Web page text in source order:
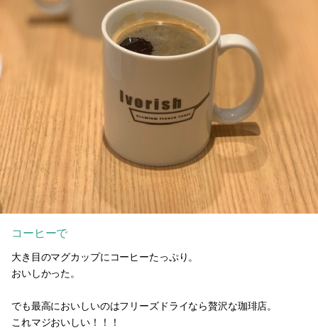
コーヒーで
大き目のマグカップにコーヒーたっぷり。
おいしかった。
でも最高においしいのはフリーズドライなら贅沢な珈琲店。
これマジおいしい！！！